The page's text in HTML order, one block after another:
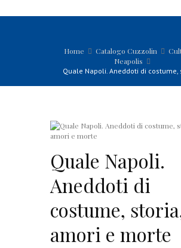
Home Catalogo Cuzzolin
Neapolis
Quale Napoli. Aneddoti di costume,
Quale Napoli.
Aneddoti di
costume,
amori e morte